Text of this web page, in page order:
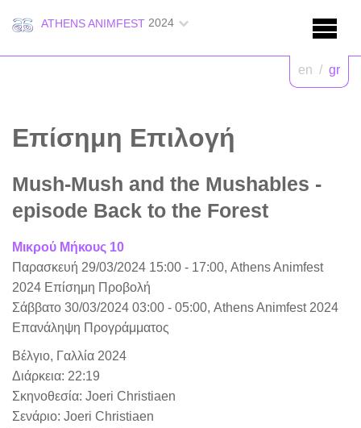
ATHENS ANIMFEST 2024
en / gr
Επίσημη Επιλογή
Mush-Mush and the Mushables -
episode Back to the Forest
Μικρού Μήκους 10
Παρασκευή 29/03/2024 15:00 - 17:00, Athens Animfest
2024 Επίσημη Προβολή
Σάββατο 30/03/2024 03:00 - 05:00, Athens Animfest 2024
Επανάληψη Προγράμματος
Βέλγιο, Γαλλία 2024
Διάρκεια: 22:19
Σκηνοθεσία: Joeri Christiaen
Σενάριο: Joeri Christiaen